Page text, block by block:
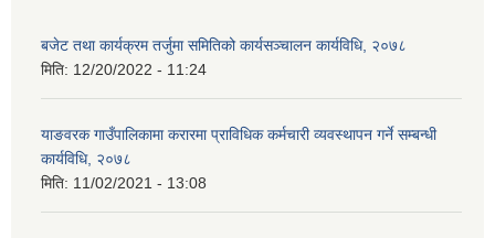
बजेट तथा कार्यक्रम तर्जुमा समितिको कार्यसञ्चालन कार्यविधि, २०७८
मिति: 12/20/2022 - 11:24
याङवरक गाउँपालिकामा करारमा प्राविधिक कर्मचारी व्यवस्थापन गर्ने सम्बन्धी
कार्यविधि, २०७८
मिति: 11/02/2021 - 13:08